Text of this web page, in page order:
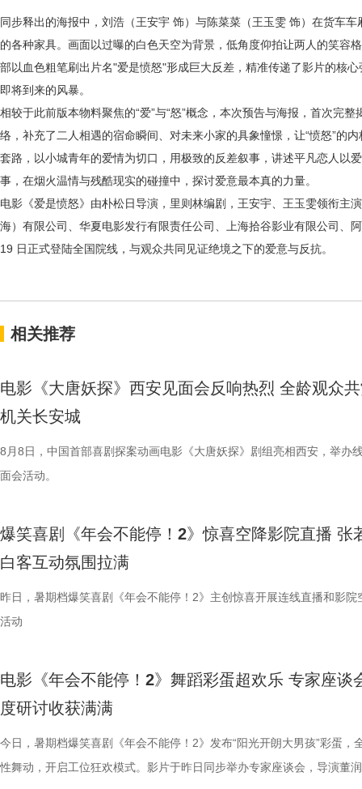
同步释出的海报中，刘浩 （王安宇 饰） 与陈菜菜 （王玉雯 饰） 在货车车
的各种家具。画面以过曝的白色天空为背景，低角度仰拍让两人的笑容
部以血色粗笔刷出片名"爱是愤怒"形成巨大反差，精准传递了影片的核
即将到来的风暴。
相较于此前版本物料聚焦的“爱”与“怒”概念 ，本次预告与海报，首次完
络，补充了二人相遇的宿命瞬间、对未来小家的具象憧憬，让“愤怒”的
套路，以小城青年的爱情为切口，用极致的反差叙事，讲述平凡恋人以
事，在烟火温情与残酷现实的碰撞中，探讨爱意最本真的力量。
电影《爱是愤怒》由朴松日导演 ，里则林编剧，王安宇、王玉雯领衔主
海）有限公司
华夏电影发行有限责任公司 上海拾谷影业有限公司
19 日正式登陆全国院线，与观众共同见证绝境之下的爱意与反抗。
相关推荐
电影《大唐妖探》西安见面会反响热烈 全龄观众
机关长安城
8月8日，中国首部喜剧探案动画电影《大唐妖探》剧组亮相西安，举办
面会活动。
爆笑喜剧《年会不能停！2》惊喜空降影院直播 张
白客互动氛围拉满
昨日，暑期档爆笑喜剧《年会不能停！2》主创惊喜开展连线直播和影院
活动
电影《年会不能停！2》舞蹈彩蛋超欢乐 专家座谈
度研讨收获满满
今日，暑期档爆笑喜剧《年会不能停！2》发布“阳光开朗大男孩”彩蛋，
性舞动，开启工位狂欢模式。影片于昨日同步举办专家座谈会，导演董